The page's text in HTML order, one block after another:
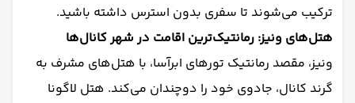
ترکیب می‌شوند تا سفری بدون استرس داشته باشید.
هتل‌های ونیز: رمانتیک‌ترین اقامت در شهر کانال‌ها
ونیز، مقصد رمانتیک تورهای ابرآسا، با هتل‌های مشرف به
گرند کانال، جادوی خود را دوچندان می‌کند. هتل لاگونا